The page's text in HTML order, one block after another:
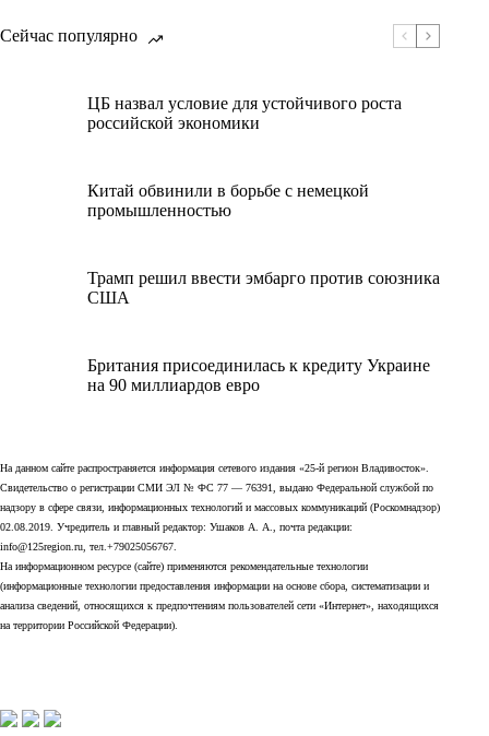
Сейчас популярно
ЦБ назвал условие для устойчивого роста
российской экономики
Китай обвинили в борьбе с немецкой
промышленностью
Трамп решил ввести эмбарго против союзника
США
Британия присоединилась к кредиту Украине
на 90 миллиардов евро
На данном сайте распространяется информация сетевого издания «25-й регион Владивосток».
Свидетельство о регистрации СМИ ЭЛ № ФС 77 — 76391, выдано Федеральной службой по
надзору в сфере связи, информационных технологий и массовых коммуникаций (Роскомнадзор)
02.08.2019. Учредитель и главный редактор: Ушаков А. А., почта редакции:
info@125region.ru, тел.+79025056767.
На информационном ресурсе (сайте) применяются рекомендательные технологии
(информационные технологии предоставления информации на основе сбора, систематизации и
анализа сведений, относящихся к предпочтениям пользователей сети «Интернет», находящихся
на территории Российской Федерации).